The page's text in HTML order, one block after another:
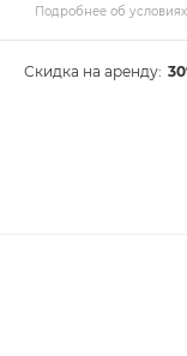
Подробнее об
Скидка на аренду: